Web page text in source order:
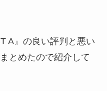
A』の良い評判と悪い
とめたので紹介して